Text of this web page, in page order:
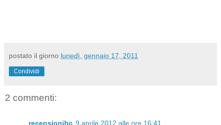
postato il giorno lunedì, gennaio 17, 2011
Condividi
2 commenti:
recensionihc 9 aprile 2012 alle ore 16:41